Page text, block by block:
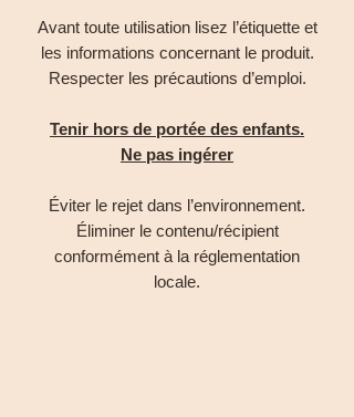
Avant toute utilisation lisez l’étiquette et
les informations concernant le produit.
Respecter les précautions d’emploi.
Tenir hors de portée des enfants.
Ne pas ingérer
Éviter le rejet dans l’environnement.
Éliminer le contenu/récipient
conformément à la réglementation
locale.